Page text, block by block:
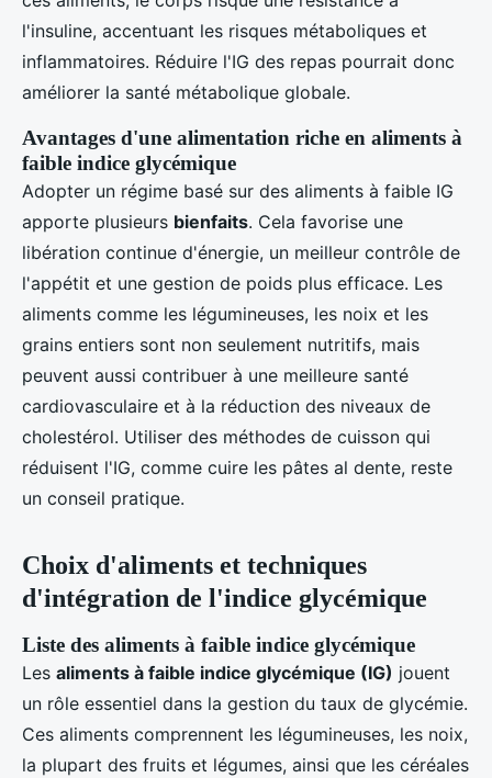
l'insuline, accentuant les risques métaboliques et
inflammatoires. Réduire l'IG des repas pourrait donc
améliorer la santé métabolique globale.
Avantages d'une alimentation riche en aliments à
faible indice glycémique
Adopter un régime basé sur des aliments à faible IG
apporte plusieurs bienfaits. Cela favorise une
libération continue d'énergie, un meilleur contrôle de
l'appétit et une gestion de poids plus efficace. Les
aliments comme les légumineuses, les noix et les
grains entiers sont non seulement nutritifs, mais
peuvent aussi contribuer à une meilleure santé
cardiovasculaire et à la réduction des niveaux de
cholestérol. Utiliser des méthodes de cuisson qui
réduisent l'IG, comme cuire les pâtes al dente, reste
un conseil pratique.
Choix d'aliments et techniques
d'intégration de l'indice glycémique
Liste des aliments à faible indice glycémique
Les aliments à faible indice glycémique (IG) jouent
un rôle essentiel dans la gestion du taux de glycémie.
Ces aliments comprennent les légumineuses, les noix,
la plupart des fruits et légumes, ainsi que les céréales